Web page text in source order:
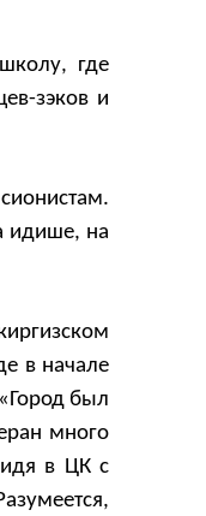
где
зэков и
идише, на
в начале
был
много
в ЦК с